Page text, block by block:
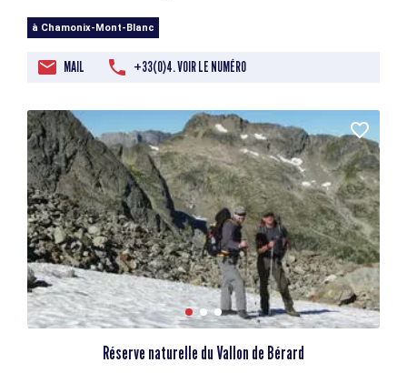
à Chamonix-Mont-Blanc
MAIL +33(0)4. VOIR LE NUMÉRO
Réserve naturelle du Vallon de Bérard